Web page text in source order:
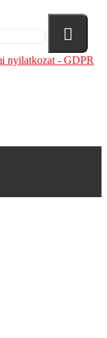
nyilatkozat - GDPR